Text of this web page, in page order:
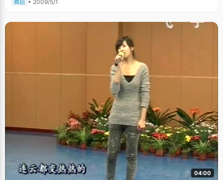
舞蹈 • 2009/5/1
04:00